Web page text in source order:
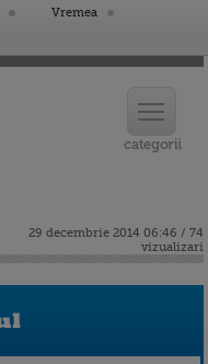
Vremea
29 decembrie 2014 06:46 / 74
vizualizari